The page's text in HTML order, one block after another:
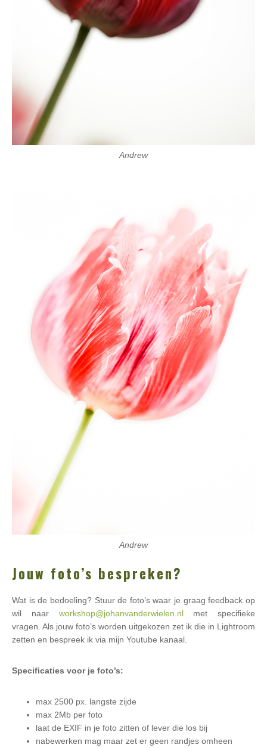
Andrew
Andrew
Jouw foto’s bespreken?
Wat is de bedoeling? Stuur de foto’s waar je graag feedback op
wil naar workshop@johanvanderwielen.nlmet specifieke
vragen. Als jouw foto’s worden uitgekozen zet ik die in Lightroom
zetten en bespreek ik via mijn Youtube kanaal.
Specificaties voor je foto’s:
max 2500 px. langste zijde
max 2Mb per foto
laat de EXIF in je foto zitten of lever die los bij
nabewerken mag maar zet er geen randjes omheen